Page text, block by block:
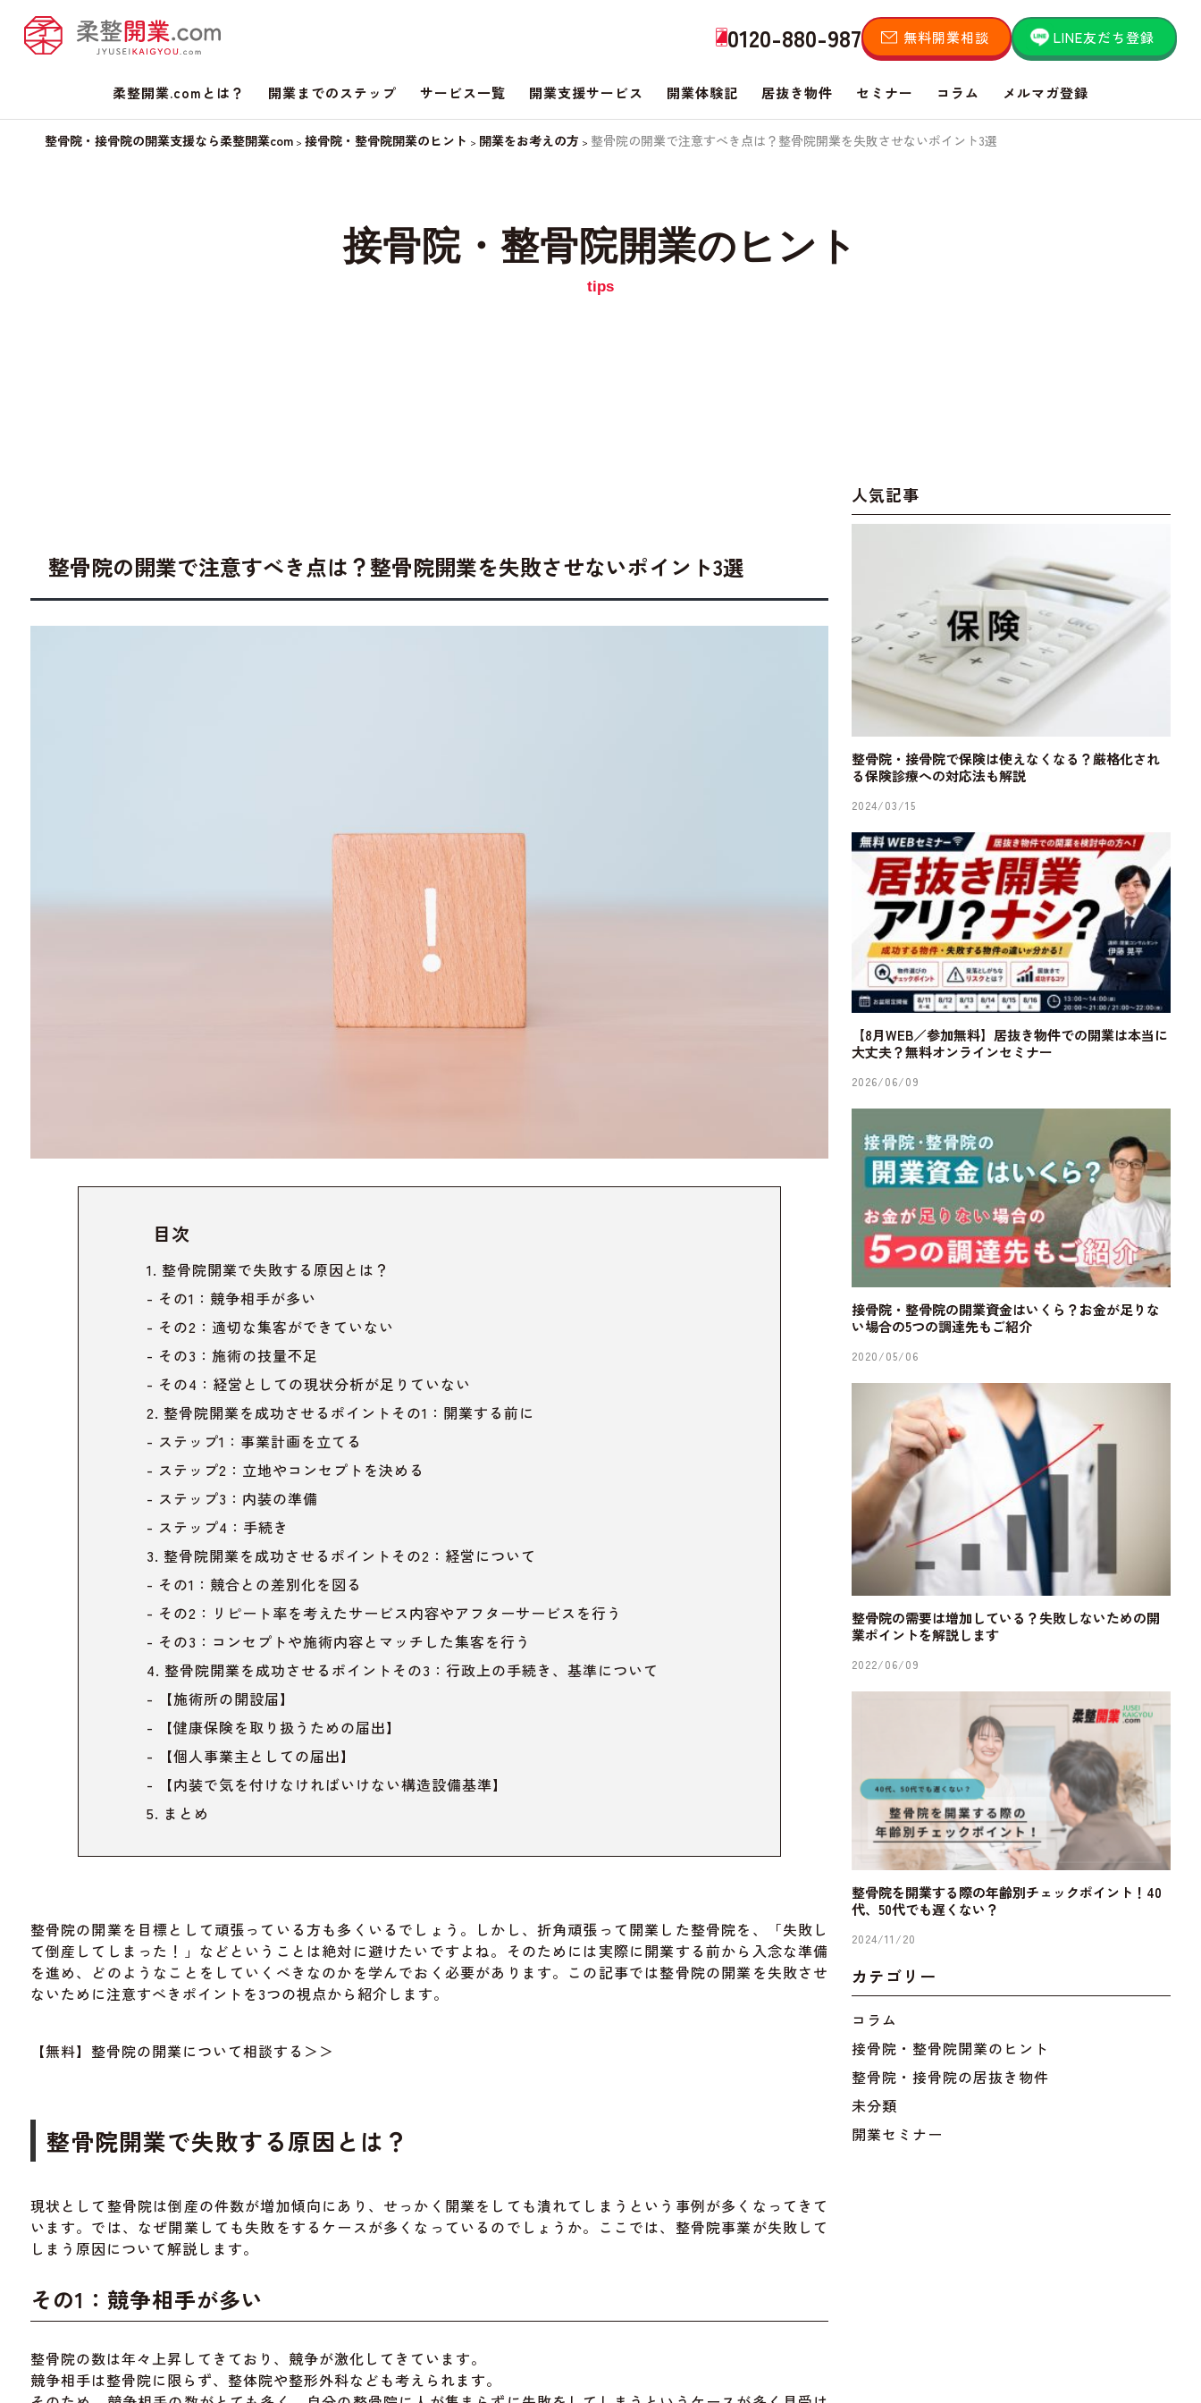
0120-880-987 無料開業相談 LINE友だち登録
柔整開業.comとは？ 開業までのステップ サービス一覧 開業支援サービス 開業体験記 居抜き物件 セミナー コラム メルマガ登録
整骨院・接骨院の開業支援なら柔整開業com > 接骨院・整骨院開業のヒント > 開業をお考えの方 > 整骨院の開業で注意すべき点は？整骨院開業を失敗させないポイント3選
接骨院・整骨院開業のヒント
整骨院の開業で注意すべき点は？整骨院開業を失敗させないポイント3選
目次
整骨院開業で失敗する原因とは？
その1：競争相手が多い
その2：適切な集客ができていない
その3：施術の技量不足
その4：経営としての現状分析が足りていない
整骨院開業を成功させるポイントその1：開業する前に
ステップ1：事業計画を立てる
ステップ2：立地やコンセプトを決める
ステップ3：内装の準備
ステップ4：手続き
整骨院開業を成功させるポイントその2：経営について
その1：競合との差別化を図る
その2：リピート率を考えたサービス内容やアフターサービスを行う
その3：コンセプトや施術内容とマッチした集客を行う
整骨院開業を成功させるポイントその3：行政上の手続き、基準について
【施術所の開設届】
【健康保険を取り扱うための届出】
【個人事業主としての届出】
【内装で気を付けなければいけない構造設備基準】
まとめ
整骨院の開業を目標として頑張っている方も多くいるでしょう。しかし、折角頑張って開業した整骨院を、「失敗し
て倒産してしまった！」などということは絶対に避けたいですよね。そのためには実際に開業する前から入念な準備
を進め、どのようなことをしていくべきなのかを学んでおく必要があります。この記事では整骨院の開業を失敗させ
ないために注意すべきポイントを3つの視点から紹介します。
【無料】整骨院の開業について相談する＞＞
整骨院開業で失敗する原因とは？
現状として整骨院は倒産の件数が増加傾向にあり、せっかく開業をしても潰れてしまうという事例が多くなってきて
います。では、なぜ開業しても失敗をするケースが多くなっているのでしょうか。ここでは、整骨院事業が失敗して
しまう原因について解説します。
その1：競争相手が多い
整骨院の数は年々上昇してきており、競争が激化してきています。
競争相手は整骨院に限らず、整体院や整形外科なども考えられます。
人気記事
整骨院・接骨院で保険は使えなくなる？厳格化され
る保険診療への対応法も解説
2024/03/15
【8月WEB／参加無料】居抜き物件での開業は本当に
大丈夫？無料オンラインセミナー
2026/06/09
接骨院・整骨院の開業資金はいくら？お金が足りな
い場合の5つの調達先もご紹介
2020/05/06
整骨院の需要は増加している？失敗しないための開
業ポイントを解説します
2022/06/09
整骨院を開業する際の年齢別チェックポイント！40
代、50代でも遅くない？
2024/11/20
カテゴリー
コラム
接骨院・整骨院開業のヒント
整骨院・接骨院の居抜き物件
未分類
開業セミナー